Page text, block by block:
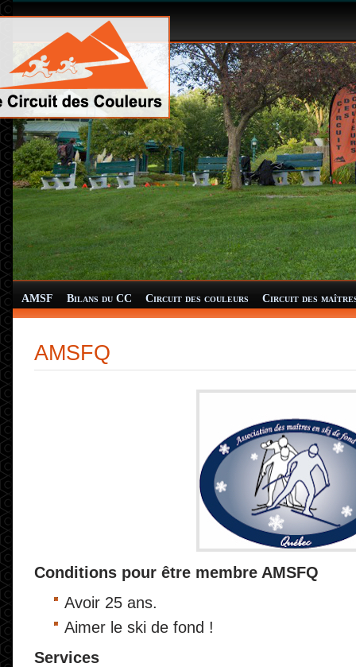
AMSF Bilans du CC Circuit des couleurs Circuit des
AMSFQ
Conditions pour être membre AMSFQ
Avoir 25 ans.
Aimer le ski de fond !
Services